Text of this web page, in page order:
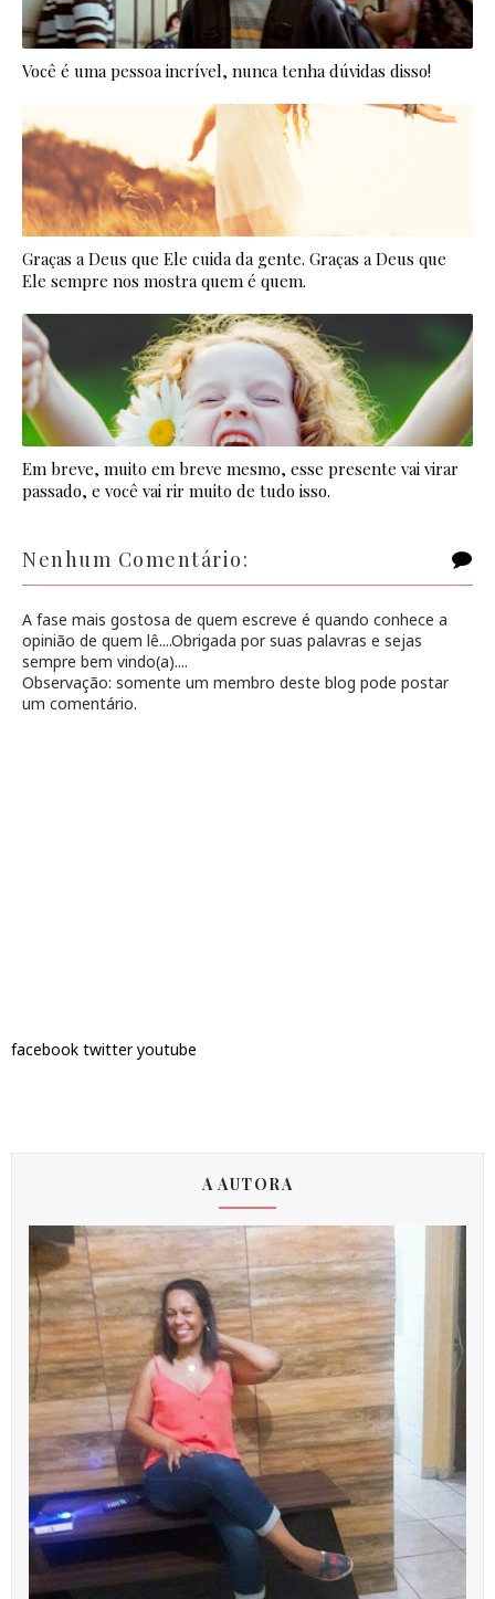
Você é uma pessoa incrível, nunca tenha dúvidas disso!
Graças a Deus que Ele cuida da gente. Graças a Deus que
Ele sempre nos mostra quem é quem.
Em breve, muito em breve mesmo, esse presente vai virar
passado, e você vai rir muito de tudo isso.
Nenhum Comentário:
A fase mais gostosa de quem escreve é quando conhece a
opinião de quem lê....Obrigada por suas palavras e sejas
sempre bem vindo(a)....
Observação: somente um membro deste blog pode postar
um comentário.
facebook twitter youtube
A AUTORA